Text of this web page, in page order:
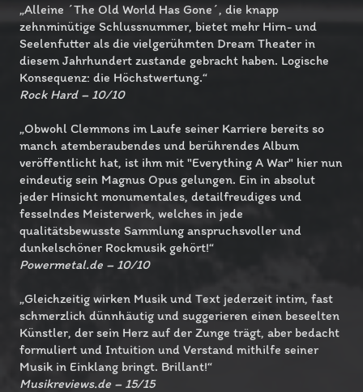
„Alleine ´The Old World Has Gone´, die knapp
zehnminütige Schlussnummer, bietet mehr Hirn- und
Seelenfutter als die vielgerühmten Dream Theater in
diesem Jahrhundert zustande gebracht haben. Logische
Konsequenz: die Höchstwertung.“
Rock Hard – 10/10
„Obwohl Clemmons im Laufe seiner Karriere bereits so
manch atemberaubendes und berührendes Album
veröffentlicht hat, ist ihm mit "Everything A War" hier nun
eindeutig sein Magnus Opus gelungen. Ein in absolut
jeder Hinsicht monumentales, detailfreudiges und
fesselndes Meisterwerk, welches in jede
qualitätsbewusste Sammlung anspruchsvoller und
dunkelschöner Rockmusik gehört!“
Powermetal.de – 10/10
„Gleichzeitig wirken Musik und Text jederzeit intim, fast
schmerzlich dünnhäutig und suggerieren einen beseelten
Künstler, der sein Herz auf der Zunge trägt, aber bedacht
formuliert und Intuition und Verstand mithilfe seiner
Musik in Einklang bringt. Brillant!“
Musikreviews.de – 15/15